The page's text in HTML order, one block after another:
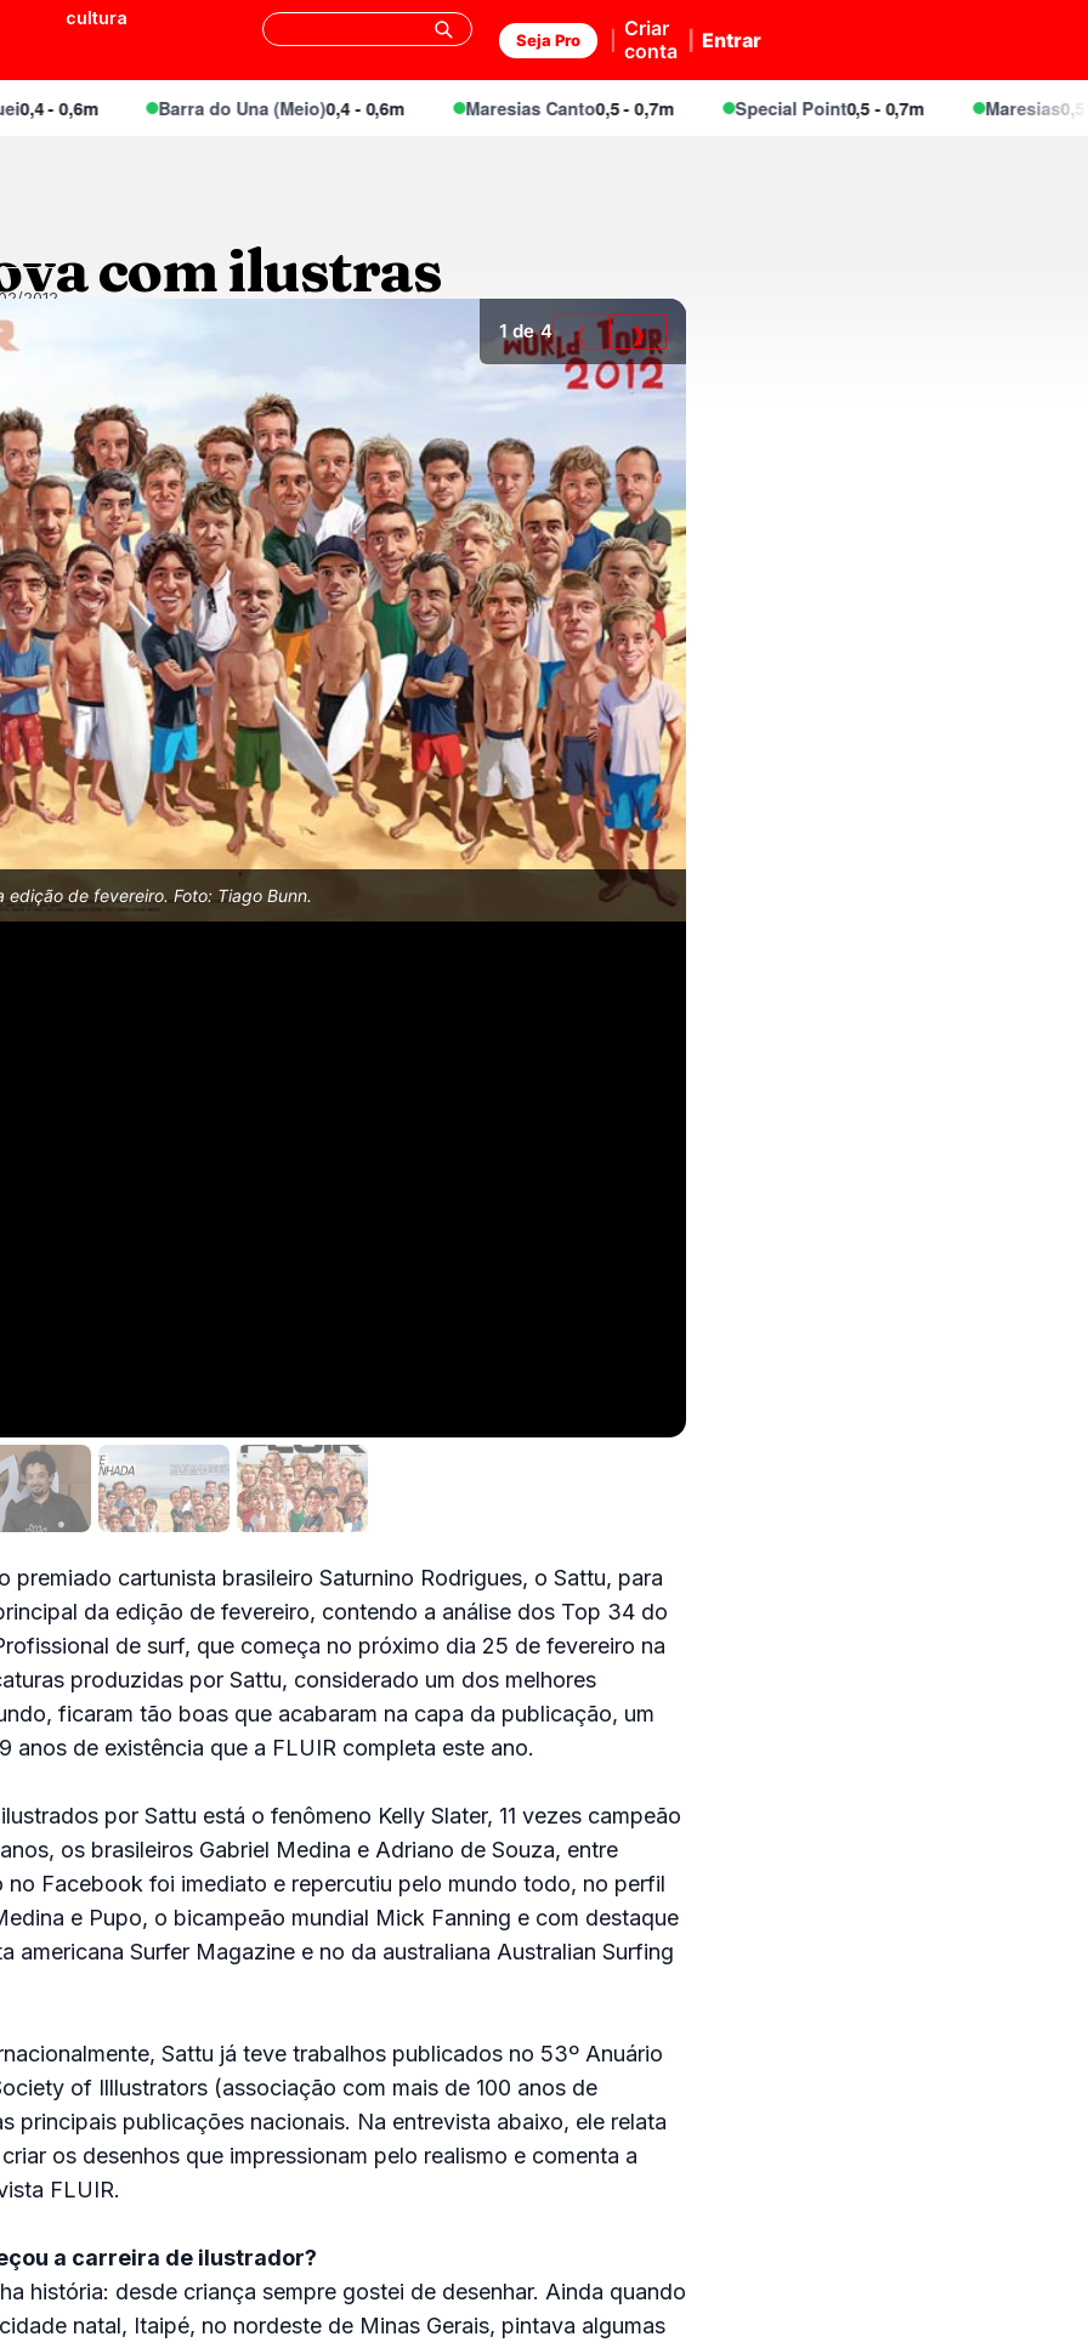
cultura
Seja Pro
Criar
conta
Entrar
0,6m Barra do Una (Meio)0,4 - 0,6m Maresias Canto0,5 - 0,7m Special Point0,5 - 0,7m Maresias0,5 - 0,7m
com ilustras
2012
edição de fevereiro. Foto: Tiago Bunn.
1 de 4 ❮ ❯
premiado cartunista brasileiro Saturnino Rodrigues, o Sattu, para
da edição de fevereiro, contendo a análise dos Top 34 do
de surf, que começa no próximo dia 25 de fevereiro na
produzidas por Sattu, considerado um dos melhores
ficaram tão boas que acabaram na capa da publicação, um
anos de existência que a FLUIR completa este ano.
por Sattu está o fenômeno Kelly Slater, 11 vezes campeão
os brasileiros Gabriel Medina e Adriano de Souza, entre
no Facebook foi imediato e repercutiu pelo mundo todo, no perfil
e Pupo, o bicampeão mundial Mick Fanning e com destaque
americana Surfer Magazine e no da australiana Australian Surfing
Sattu já teve trabalhos publicados no 53º Anuário
of Illlustrators (associação com mais de 100 anos de
principais publicações nacionais. Na entrevista abaixo, ele relata
os desenhos que impressionam pelo realismo e comenta a
FLUIR.
a carreira de ilustrador?
história: desde criança sempre gostei de desenhar. Ainda quando
natal, Itaipé, no nordeste de Minas Gerais, pintava algumas